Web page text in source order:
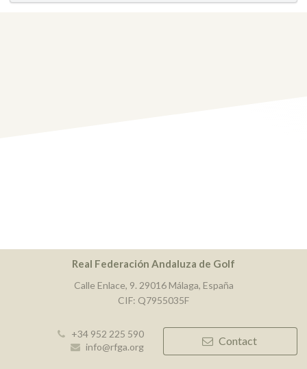
Real Federación Andaluza de Golf
Calle Enlace, 9. 29016 Málaga, España
CIF: Q7955035F
+34 952 225 590
info@rfga.org
Contact